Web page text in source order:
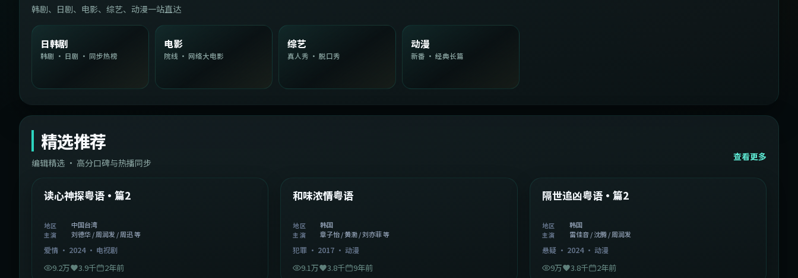
韩剧、日剧、电影、综艺、动漫一站直达
日韩剧
韩剧 · 日剧 · 同步热榜
电影
院线 · 网络大电影
综艺
真人秀 · 脱口秀
动漫
新番 · 经典长篇
精选推荐
编辑精选 · 高分口碑与热播同步
查看更多
精选
中国台湾
读心神探粤语·篇2
地区 中国台湾
主演 刘德华 / 周润发 / 周迅 等
爱情 · 2024· 电视剧
9.2万 3.9千 2年前
精选
和味浓情粤语
地区 韩国
主演 章子怡 / 黄渤 / 刘亦菲 等
犯罪 · 2017 ·动漫
9.1万 3.8千 9年前
精选
2:05:21
隔世追凶粤语·篇2
地区 韩国
主演 雷佳音 / 沈腾 / 周润发
悬疑· 2024· 动漫
9万 3.8千 2年前